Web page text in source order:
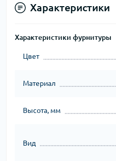
Характеристики
Характеристики фурнитуры
Цвет
Материал
Высота, мм
Вид